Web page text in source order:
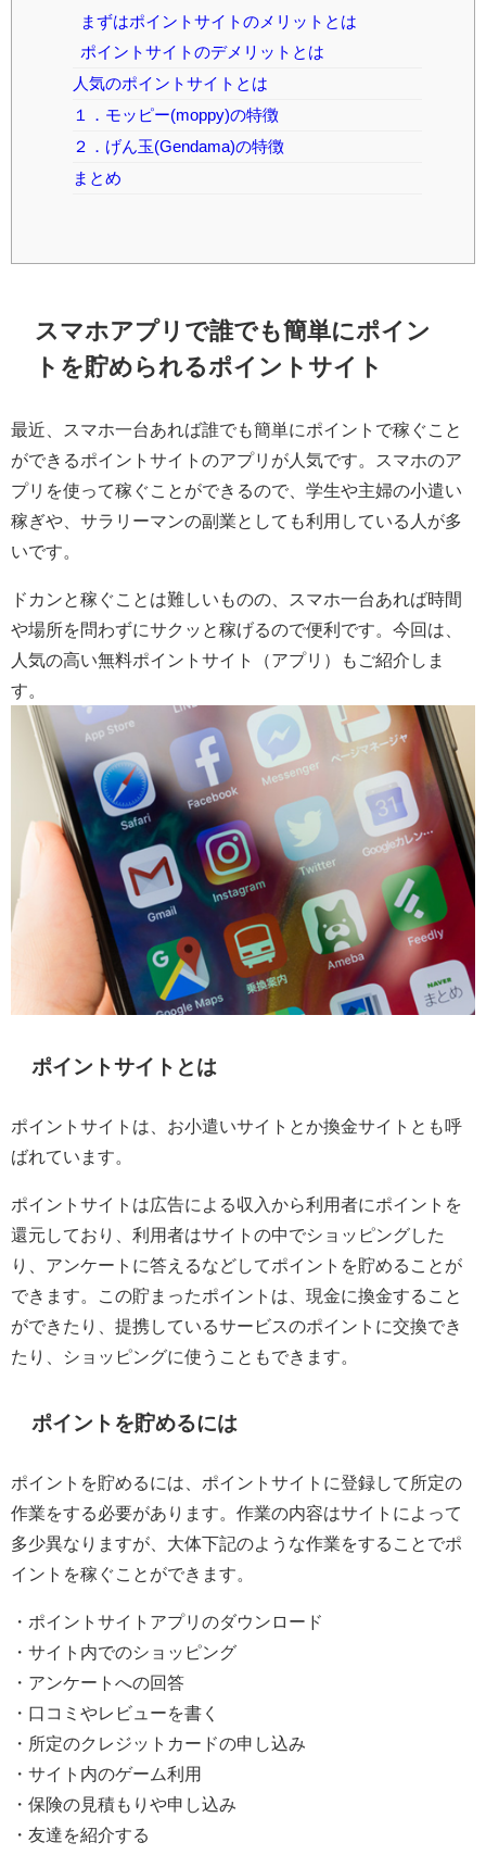
まずはポイントサイトのメリットとは
ポイントサイトのデメリットとは
人気のポイントサイトとは
１．モッピー(moppy)の特徴
２．げん玉(Gendama)の特徴
まとめ
スマホアプリで誰でも簡単にポイン
トを貯められるポイントサイト
最近、スマホ一台あれば誰でも簡単にポイントで稼ぐこと
ができるポイントサイトのアプリが人気です。スマホのア
プリを使って稼ぐことができるので、学生や主婦の小遣い
稼ぎや、サラリーマンの副業としても利用している人が多
いです。
ドカンと稼ぐことは難しいものの、スマホ一台あれば時間
や場所を問わずにサクッと稼げるので便利です。今回は、
人気の高い無料ポイントサイト（アプリ）もご紹介しま
す。
ポイントサイトとは
ポイントサイトは、お小遣いサイトとか換金サイトとも呼
ばれています。
ポイントサイトは広告による収入から利用者にポイントを
還元しており、利用者はサイトの中でショッピングした
り、アンケートに答えるなどしてポイントを貯めることが
できます。この貯まったポイントは、現金に換金すること
ができたり、提携しているサービスのポイントに交換でき
たり、ショッピングに使うこともできます。
ポイントを貯めるには
ポイントを貯めるには、ポイントサイトに登録して所定の
作業をする必要があります。作業の内容はサイトによって
多少異なりますが、大体下記のような作業をすることでポ
イントを稼ぐことができます。
・ポイントサイトアプリのダウンロード
・サイト内でのショッピング
・アンケートへの回答
・口コミやレビューを書く
・所定のクレジットカードの申し込み
・サイト内のゲーム利用
・保険の見積もりや申し込み
・友達を紹介する